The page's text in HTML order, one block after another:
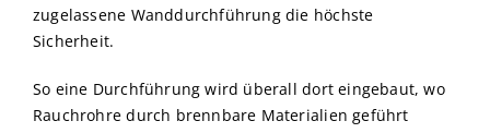
zugelassene Wanddurchführung die höchste
Sicherheit.
So eine Durchführung wird überall dort eingebaut, wo
Rauchrohre durch brennbare Materialien geführt